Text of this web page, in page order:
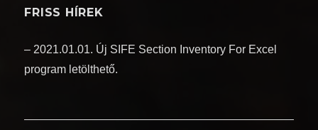
FRISS HÍREK
– 2021.01.01. Új SIFE Section Inventory For Excel
program letölthető.